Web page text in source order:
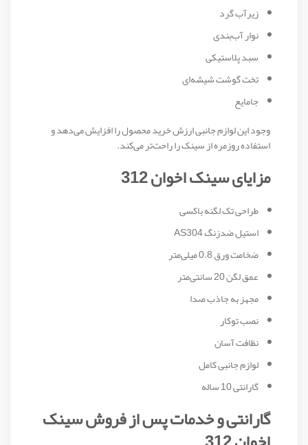
زیرآب گرد
نوار آب‌بندی
سبد پلاستیکی
تخت گوشت شیشه‌ای
جامایع
وجود این لوازم جانبی ارزش خرید محصول را افزایش می‌دهد و
استفاده روزمره از سینک را راحت‌تر می‌کند.
مزایای سینک اخوان 312
طراحی تک لگنه باکسی
استیل ضدزنگ AS304
ضخامت ورق 0.8 میلی‌متر
عمق لگن 20 سانتی‌متر
مجهز به جاذب صدا
نصب توکار
نظافت آسان
لوازم جانبی کامل
گارانتی 10 ساله
گارانتی و خدمات پس از فروش سینک